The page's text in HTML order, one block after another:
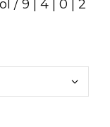
/ 9 | 4 | 0 | 2